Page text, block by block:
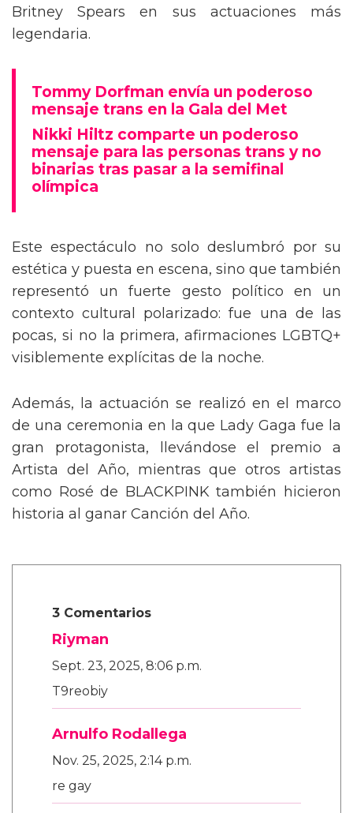
Britney Spears en sus actuaciones más
legendaria.
Tommy Dorfman envía un poderoso
mensaje trans en la Gala del Met
Nikki Hiltz comparte un poderoso
mensaje para las personas trans y no
binarias tras pasar a la semifinal
olímpica
Este espectáculo no solo deslumbró por su
estética y puesta en escena, sino que también
representó un fuerte gesto político en un
contexto cultural polarizado: fue una de las
pocas, si no la primera, afirmaciones LGBTQ+
visiblemente explícitas de la noche.
Además, la actuación se realizó en el marco
de una ceremonia en la que Lady Gaga fue la
gran protagonista, llevándose el premio a
Artista del Año, mientras que otros artistas
como Rosé de BLACKPINK también hicieron
historia al ganar Canción del Año.
3 Comentarios
Riyman
Sept. 23, 2025, 8:06 p.m.
T9reobiy
Arnulfo Rodallega
Nov. 25, 2025, 2:14 p.m.
re gay